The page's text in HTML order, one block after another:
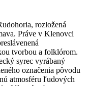
rozložená
Práve v Klenovci
tvorbou a folklórom.
syrec vyrábaný
označenia pôvodu
atmosféru ľudových